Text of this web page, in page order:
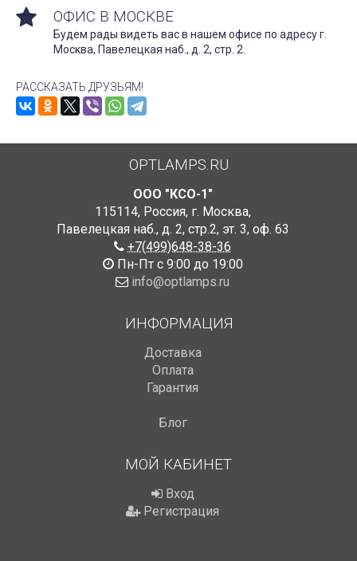
ОФИС В МОСКВЕ
Будем рады видеть вас в нашем офисе по адресу г.
Москва, Павелецкая наб., д. 2, стр. 2.
РАССКАЗАТЬ ДРУЗЬЯМ!
OPTLAMPS.RU
ООО "КСО-1"
115114, Россия, г. Москва,
Павелецкая наб., д. 2, стр.2, эт. 3, оф. 63
+7(499)648-38-36
Пн-Пт с 9:00 до 19:00
info@optlamps.ru
ИНФОРМАЦИЯ
Доставка
Оплата
Гарантия
Блог
МОЙ КАБИНЕТ
Вход
Регистрация